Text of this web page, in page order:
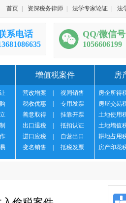
首页 资深税务律师 法学专家论证 法
系电话 QQ/微信号
1056606199
增值税案件
营改增案
视同销售
税收优惠
专用发票
善意取得
挂靠开票
出口退税
抵扣认证
进口应税
自营出口
变名销售
抵税发票
房
房企所得
房屋交易
土地使用
土地增值
耕地占用
房产印花